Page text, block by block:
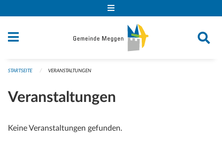
STARTSEITE VERANSTALTUNGEN
Veranstaltungen
Keine Veranstaltungen gefunden.